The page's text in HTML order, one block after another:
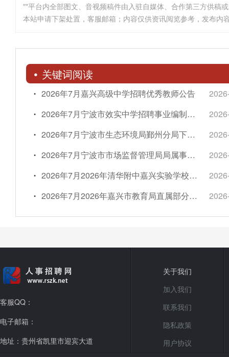
""平台内全部图文、音视频稿件由入驻自媒体、合作第三方供稿
本站申请下架处置，客服邮箱；内容仅供资讯阅览参考，发布
关键词阅读
2026年7月嘉兴高级中学招聘优秀教师公告
2026年7月宁波市效实中学招聘事业编制教师公告
2026年7月宁波市生态环境局鄞州分局下属事业单位招聘编外人员公告
2026年7月宁波市市场监督管理局局属事业单位宁波市药品检验所招聘高层次人才公告
2026年7月2026年清华附中嘉兴实验学校公开招聘事业编制教师9人简章
2026年7月2026年嘉兴市教育局直属部分学校公开招聘优秀教师9人简章(第三轮)
客服QQ：
电子邮箱：
地址：贵州省凯里市迎宾大道
关于我们
加入我们
联系我们
隐私政策
用户协议